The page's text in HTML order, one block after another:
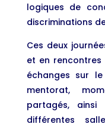
logiques de
discriminations
Ces deux
et en
échanges sur
mentorat,
partagés, ainsi
différentes